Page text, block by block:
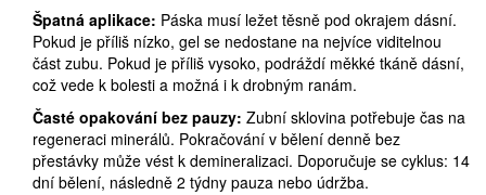
Špatná aplikace: Páska musí ležet těsně pod okrajem dásní.
Pokud je příliš nízko, gel se nedostane na nejvíce viditelnou
část zubu. Pokud je příliš vysoko, podráždí měkké tkáně dásní,
což vede k bolesti a možná i k drobným ranám.
Časté opakování bez pauzy: Zubní sklovina potřebuje čas na
regeneraci minerálů. Pokračování v bělení denně bez
přestávky může vést k demineralizaci. Doporučuje se cyklus: 14
dní bělení, následně 2 týdny pauza nebo údržba.